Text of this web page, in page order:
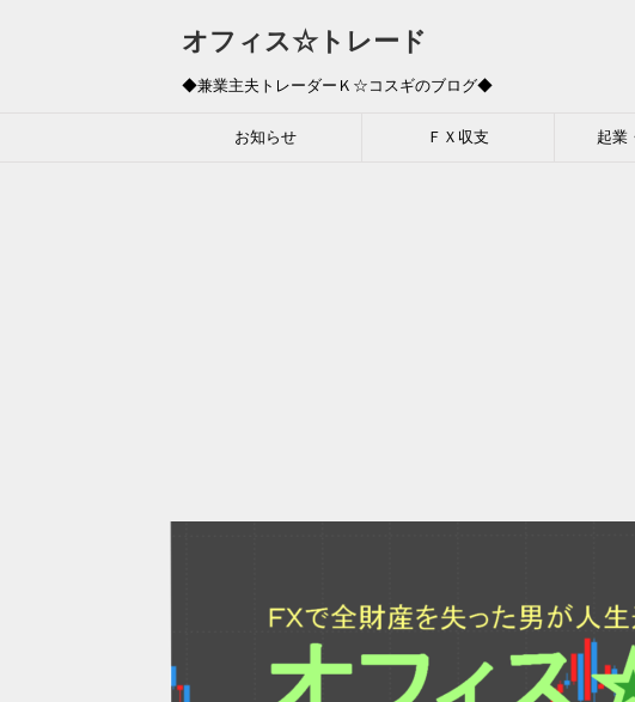
オフィス☆トレード
◆兼業主夫トレーダーＫ☆コスギのブログ◆
お知らせ ＦＸ収支 起業